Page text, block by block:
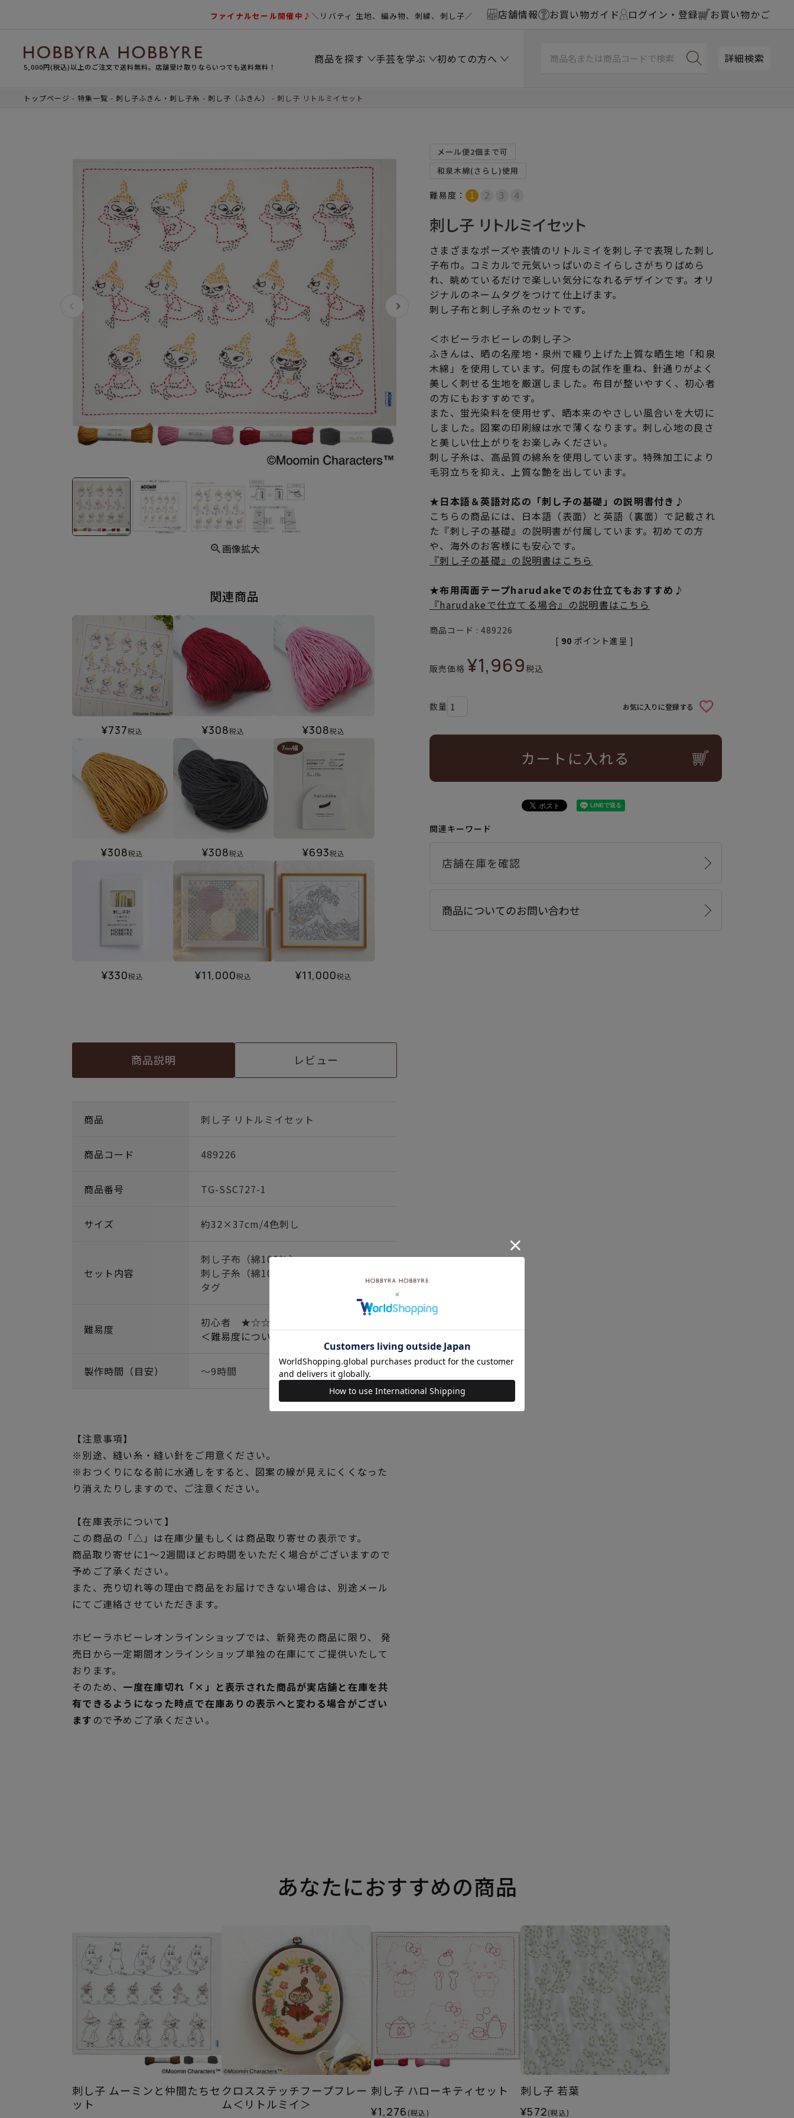
ファイナルセール開催中♪＼リバティ 生地、編み物、刺繍、刺し子／ 店舗情報 お買い物ガイド ログイン・登録 お買い物かご
5,000円(税込)以上のご注文で送料無料。店舗受け取りならいつでも送料無料！
商品を探す 手芸を学ぶ 初めての方へ 詳細検索
トップページ 特集一覧 刺し子ふきん・刺し子糸 刺し子（ふきん） 刺し子 リトルミイセット
画像拡大
関連商品
¥737税込 ¥308税込 ¥308税込
¥308税込 ¥308税込 ¥693税込
¥330税込 ¥11,000税込 ¥11,000税込
商品説明 レビュー
商品 刺し子 リトルミイセット
商品コード 489226
商品番号 TG-SSC727-1
サイズ 約32×37cm/4色刺し
セット内容
刺し子布（綿100％）
刺し子糸（綿100％）4種
タグ
難易度
初心者 ★☆☆☆
＜難易度について＞詳しくはこちら
製作時間（目安） ～9時間
【注意事項】
※別途、縫い糸・縫い針をご用意ください。
※おつくりになる前に水通しをすると、図案の線が見えにくくなった
り消えたりしますので、ご注意ください。
【在庫表示について】
この商品の「△」は在庫少量もしくは商品取り寄せの表示です。
商品取り寄せに1～2週間ほどお時間をいただく場合がございますので
予めご了承ください。
また、売り切れ等の理由で商品をお届けできない場合は、別途メール
にてご連絡させていただきます。
ホビーラホビーレオンラインショップでは、新発売の商品に限り、 発
売日から一定期間オンラインショップ単独の在庫にてご提供いたして
おります。
そのため、 一度在庫切れ「×」と表示された商品が実店舗と在庫を共
有できるようになった時点で在庫ありの表示へと変わる場合がござい
ます ので予めご了承ください。
メール便2個まで可
和泉木綿(さらし)使用
難易度：
刺し子 リトルミイセット
さまざまなポーズや表情のリトルミイを刺し子で表現した刺し
子布巾。コミカルで元気いっぱいのミイらしさがちりばめら
れ、眺めているだけで楽しい気分になれるデザインです。オリ
ジナルのネームタグをつけて仕上げます。
刺し子布と刺し子糸のセットです。
＜ホビーラホビーレの刺し子＞
ふきんは、晒の名産地・泉州で織り上げた上質な晒生地「和泉
木綿」を使用しています。何度もの試作を重ね、針通りがよく
美しく刺せる生地を厳選しました。布目が整いやすく、初心者
の方にもおすすめです。
また、蛍光染料を使用せず、晒本来のやさしい風合いを大切に
しました。図案の印刷線は水で薄くなります。刺し心地の良さ
と美しい仕上がりをお楽しみください。
刺し子糸は、高品質の綿糸を使用しています。特殊加工により
毛羽立ちを抑え、上質な艶を出しています。
★日本語＆英語対応の「刺し子の基礎」の説明書付き♪
こちらの商品には、日本語（表面）と英語（裏面）で記載され
た『刺し子の基礎』の説明書が付属しています。初めての方
や、海外のお客様にも安心です。
『刺し子の基礎』の説明書はこちら
★布用両面テープharudakeでのお仕立てもおすすめ♪
『harudakeで仕立てる場合』の説明書はこちら
商品コード 489226
販売価格 ¥1,969税込
[ 90 ポイント進呈 ]
お気に入りに登録する
カートに入れる
関連キーワード
商品についてのお問い合わせ
あなたにおすすめの商品
刺し子 ムーミンと仲間たちセ
ット
クロスステッチフープフレー
ム＜リトルミイ＞
刺し子 ハローキティセット
¥1,276 (税込)
刺し子 若葉
¥572(税込)